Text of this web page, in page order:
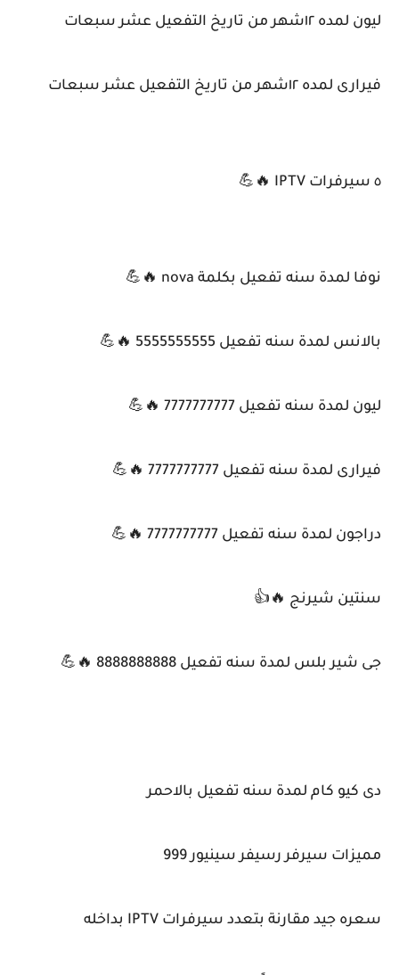
ليون لمده ١٢شهر من تاريخ التفعيل عشر سبعات
فيرارى لمده ١٢شهر من تاريخ التفعيل عشر سبعات
٥ سيرفرات IPTV 🔥💪
نوفا لمدة سنه تفعيل بكلمة nova 🔥💪
بالانس لمدة سنه تفعيل 5555555555 🔥💪
ليون لمدة سنه تفعيل 7777777777 🔥💪
فيرارى لمدة سنه تفعيل 7777777777 🔥💪
دراجون لمدة سنه تفعيل 7777777777 🔥💪
سنتين شيرنج 🔥👍
جى شير بلس لمدة سنه تفعيل 8888888888 🔥💪
دى كيو كام لمدة سنه تفعيل بالاحمر
مميزات سيرفر رسيفر سينيور 999
سعره جيد مقارنة بتعدد سيرفرات IPTV بداخله